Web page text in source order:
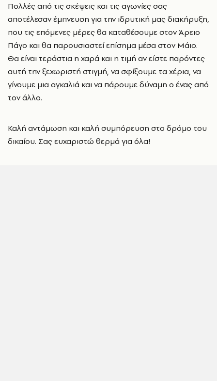
Πολλές από τις σκέψεις και τις αγωνίες σας
αποτέλεσαν έμπνευση για την ιδρυτική μας διακήρυξη,
που τις επόμενες μέρες θα καταθέσουμε στον Άρειο
Πάγο και θα παρουσιαστεί επίσημα μέσα στον Μάιο.
Θα είναι τεράστια η χαρά και η τιμή αν είστε παρόντες
αυτή την ξεχωριστή στιγμή, να σφίξουμε τα χέρια, να
γίνουμε μια αγκαλιά και να πάρουμε δύναμη ο ένας από
τον άλλο.
Καλή αντάμωση και καλή συμπόρευση στο δρόμο του
δικαίου. Σας ευχαριστώ θερμά για όλα!